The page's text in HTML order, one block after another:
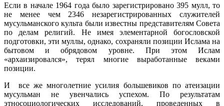
Если в начале 1964 года было зарегистрировано 395 мулл, то
не менее чем 2346 незарегистрированных служителей
мусульманского культа были известны представителям Совета
по делам религий. Не имея элементарной богословской
подготовки, эти муллы, однако, сохраняли позиции Ислама на
бытовом и обрядовом уровне. При этом Ислам
«архаизировался», терял многие выработанные веками
позиции.
И все же многолетние усилия большевиков по атеизации
мусульман не увенчались успехом. По результатам
этносоциологических исследований, проведенных в